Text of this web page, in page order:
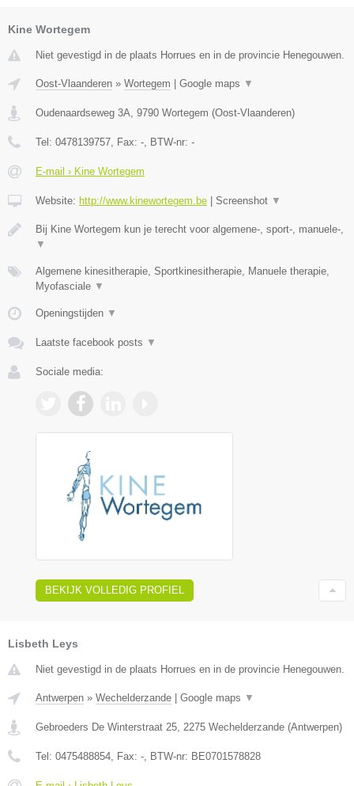
Kine Wortegem
Niet gevestigd in de plaats Horrues en in de provincie Henegouwen.
Oost-Vlaanderen » Wortegem Google maps ▼
Oudenaardseweg 3A, 9790 Wortegem (Oost-Vlaanderen)
Tel: 0478139757, Fax: -, BTW-nr: -
E-mail › Kine Wortegem
Website: http://www.kinewortegem.be Screenshot ▼
Bij Kine Wortegem kun je terecht voor algemene-, sport-, manuele-,
▼
Algemene kinesitherapie, Sportkinesitherapie, Manuele therapie,
Myofasciale ▼
Openingstijden ▼
Laatste facebook posts ▼
Sociale media:
BEKIJK VOLLEDIG PROFIEL
Lisbeth Leys
Niet gevestigd in de plaats Horrues en in de provincie Henegouwen.
Antwerpen » Wechelderzande | Google maps ▼
Gebroeders De Winterstraat 25 2275 Wechelderzande (Antwerpen)
Tel: 0475488854 , Fax: - , BTW-nr: BE0701578828